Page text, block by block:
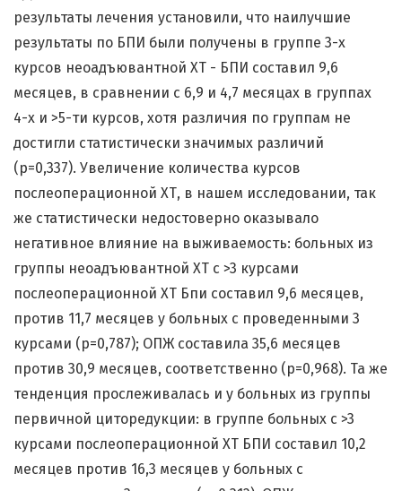
результаты лечения установили, что наилучшие
результаты по БПИ были получены в группе 3-х
курсов неоадъювантной ХТ - БПИ составил 9,6
месяцев, в сравнении с 6,9 и 4,7 месяцах в группах
4-х и >5-ти курсов, хотя различия по группам не
достигли статистически значимых различий
(p=0,337). Увеличение количества курсов
послеоперационной ХТ, в нашем исследовании, так
же статистически недостоверно оказывало
негативное влияние на выживаемость: больных из
группы неоадъювантной ХТ с >3 курсами
послеоперационной ХТ Бпи составил 9,6 месяцев,
против 11,7 месяцев у больных с проведенными 3
курсами (р=0,787); ОПЖ составила 35,6 месяцев
против 30,9 месяцев, соответственно (р=0,968). Та же
тенденция прослеживалась и у больных из группы
первичной циторедукции: в группе больных с >3
курсами послеоперационной ХТ БПИ составил 10,2
месяцев против 16,3 месяцев у больных с